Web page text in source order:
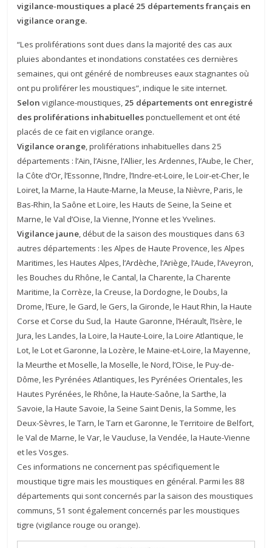
vigilance-moustiques a placé 25 départements français en
vigilance orange.
“Les proliférations sont dues dans la majorité des cas aux
pluies abondantes et inondations constatées ces dernières
semaines, qui ont généré de nombreuses eaux stagnantes où
ont pu proliférer les moustiques”, indique le site internet.
Selonvigilance-moustiques, 25 départements ont enregistré
des proliférations inhabituellesponctuellement et ont été
placés de ce fait en vigilance orange.
Vigilance orange, proliférations inhabituelles dans 25
départements : l’Ain, l’Aisne, l’Allier, les Ardennes, l’Aube, le Cher,
la Côte d’Or, l’Essonne, l’Indre, l’Indre-et-Loire, le Loir-et-Cher, le
Loiret, la Marne, la Haute-Marne, la Meuse, la Nièvre, Paris, le
Bas-Rhin, la Saône et Loire, les Hauts de Seine, la Seine et
Marne, le Val d’Oise, la Vienne, l’Yonne et les Yvelines.
Vigilance jaune, début de la saison des moustiques dans 63
autres départements : les Alpes de Haute Provence, les Alpes
Maritimes, les Hautes Alpes, l’Ardèche, l’Ariège, l’Aude, l’Aveyron,
les Bouches du Rhône, le Cantal, la Charente, la Charente
Maritime, la Corrèze, la Creuse, la Dordogne, le Doubs, la
Drome, l’Eure, le Gard, le Gers, la Gironde, le Haut Rhin, la Haute
Corse et Corse du Sud, la Haute Garonne, l’Hérault, l’Isère, le
Jura, les Landes, la Loire, la Haute-Loire, la Loire Atlantique, le
Lot, le Lot et Garonne, la Lozère, le Maine-et-Loire, la Mayenne,
la Meurthe et Moselle, la Moselle, le Nord, l’Oise, le Puy-de-
Dôme, les Pyrénées Atlantiques, les Pyrénées Orientales, les
Hautes Pyrénées, le Rhône, la Haute-Saône, la Sarthe, la
Savoie, la Haute Savoie, la Seine Saint Denis, la Somme, les
Deux-Sèvres, le Tarn, le Tarn et Garonne, le Territoire de Belfort,
le Val de Marne, le Var, le Vaucluse, la Vendée, la Haute-Vienne
et les Vosges.
Ces informations ne concernent pas spécifiquement le
moustique tigre mais les moustiques en général. Parmi les 88
départements qui sont concernés par la saison des moustiques
communs, 51 sont également concernés par les moustiques
tigre (vigilance rouge ou orange).